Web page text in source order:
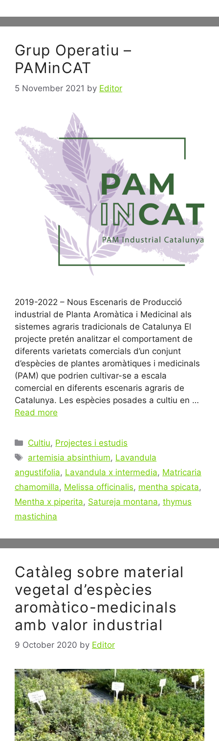
Grup Operatiu –
PAMinCAT
5 November 2021 by Editor
2019-2022 – Nous Escenaris de Producció
industrial de Planta Aromàtica i Medicinal als
sistemes agraris tradicionals de Catalunya El
projecte pretén analitzar el comportament de
diferents varietats comercials d’un conjunt
d’espècies de plantes aromàtiques i medicinals
(PAM) que podrien cultivar-se a escala
comercial en diferents escenaris agraris de
Catalunya. Les espècies posades a cultiu en …
Read more
Categories
Cultiu, Projectes i estudis
Tags
artemisia absinthium, Lavandula
angustifolia, Lavandula x intermedia, Matricaria
chamomilla, Melissa officinalis, mentha spicata,
Mentha x piperita, Satureja montana, thymus
mastichina
Catàleg sobre material
vegetal d’espècies
aromàtico-medicinals
amb valor industrial
9 October 2020 by Editor